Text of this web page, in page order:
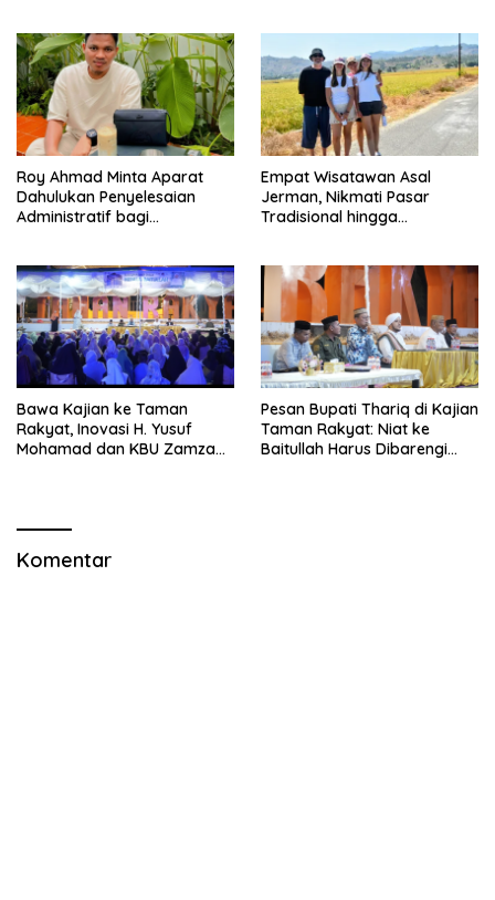
Roy Ahmad Minta Aparat
Dahulukan Penyelesaian
Administratif bagi
Empat Wisatawan Asal
Jerman, Nikmati Pasar
Tradisional hingga
Bawa Kajian ke Taman
Rakyat, Inovasi H. Yusuf
Mohamad dan KBU Zamzam
Pesan Bupati Thariq di Kajian
Taman Rakyat: Niat ke
Baitullah Harus Dibarengi
Komentar